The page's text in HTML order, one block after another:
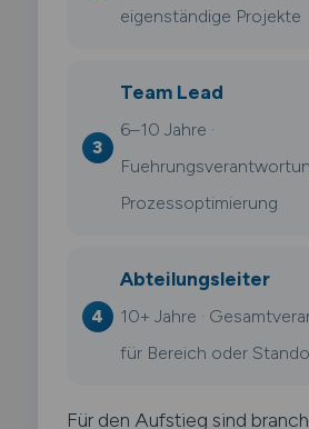
eigenständige Projekte
Team Lead
6–10 Jahre ·
Prozessoptimierung
Abteilungsleiter
10+ Jahre ·
für Bereich oder
Für den Aufstieg sind